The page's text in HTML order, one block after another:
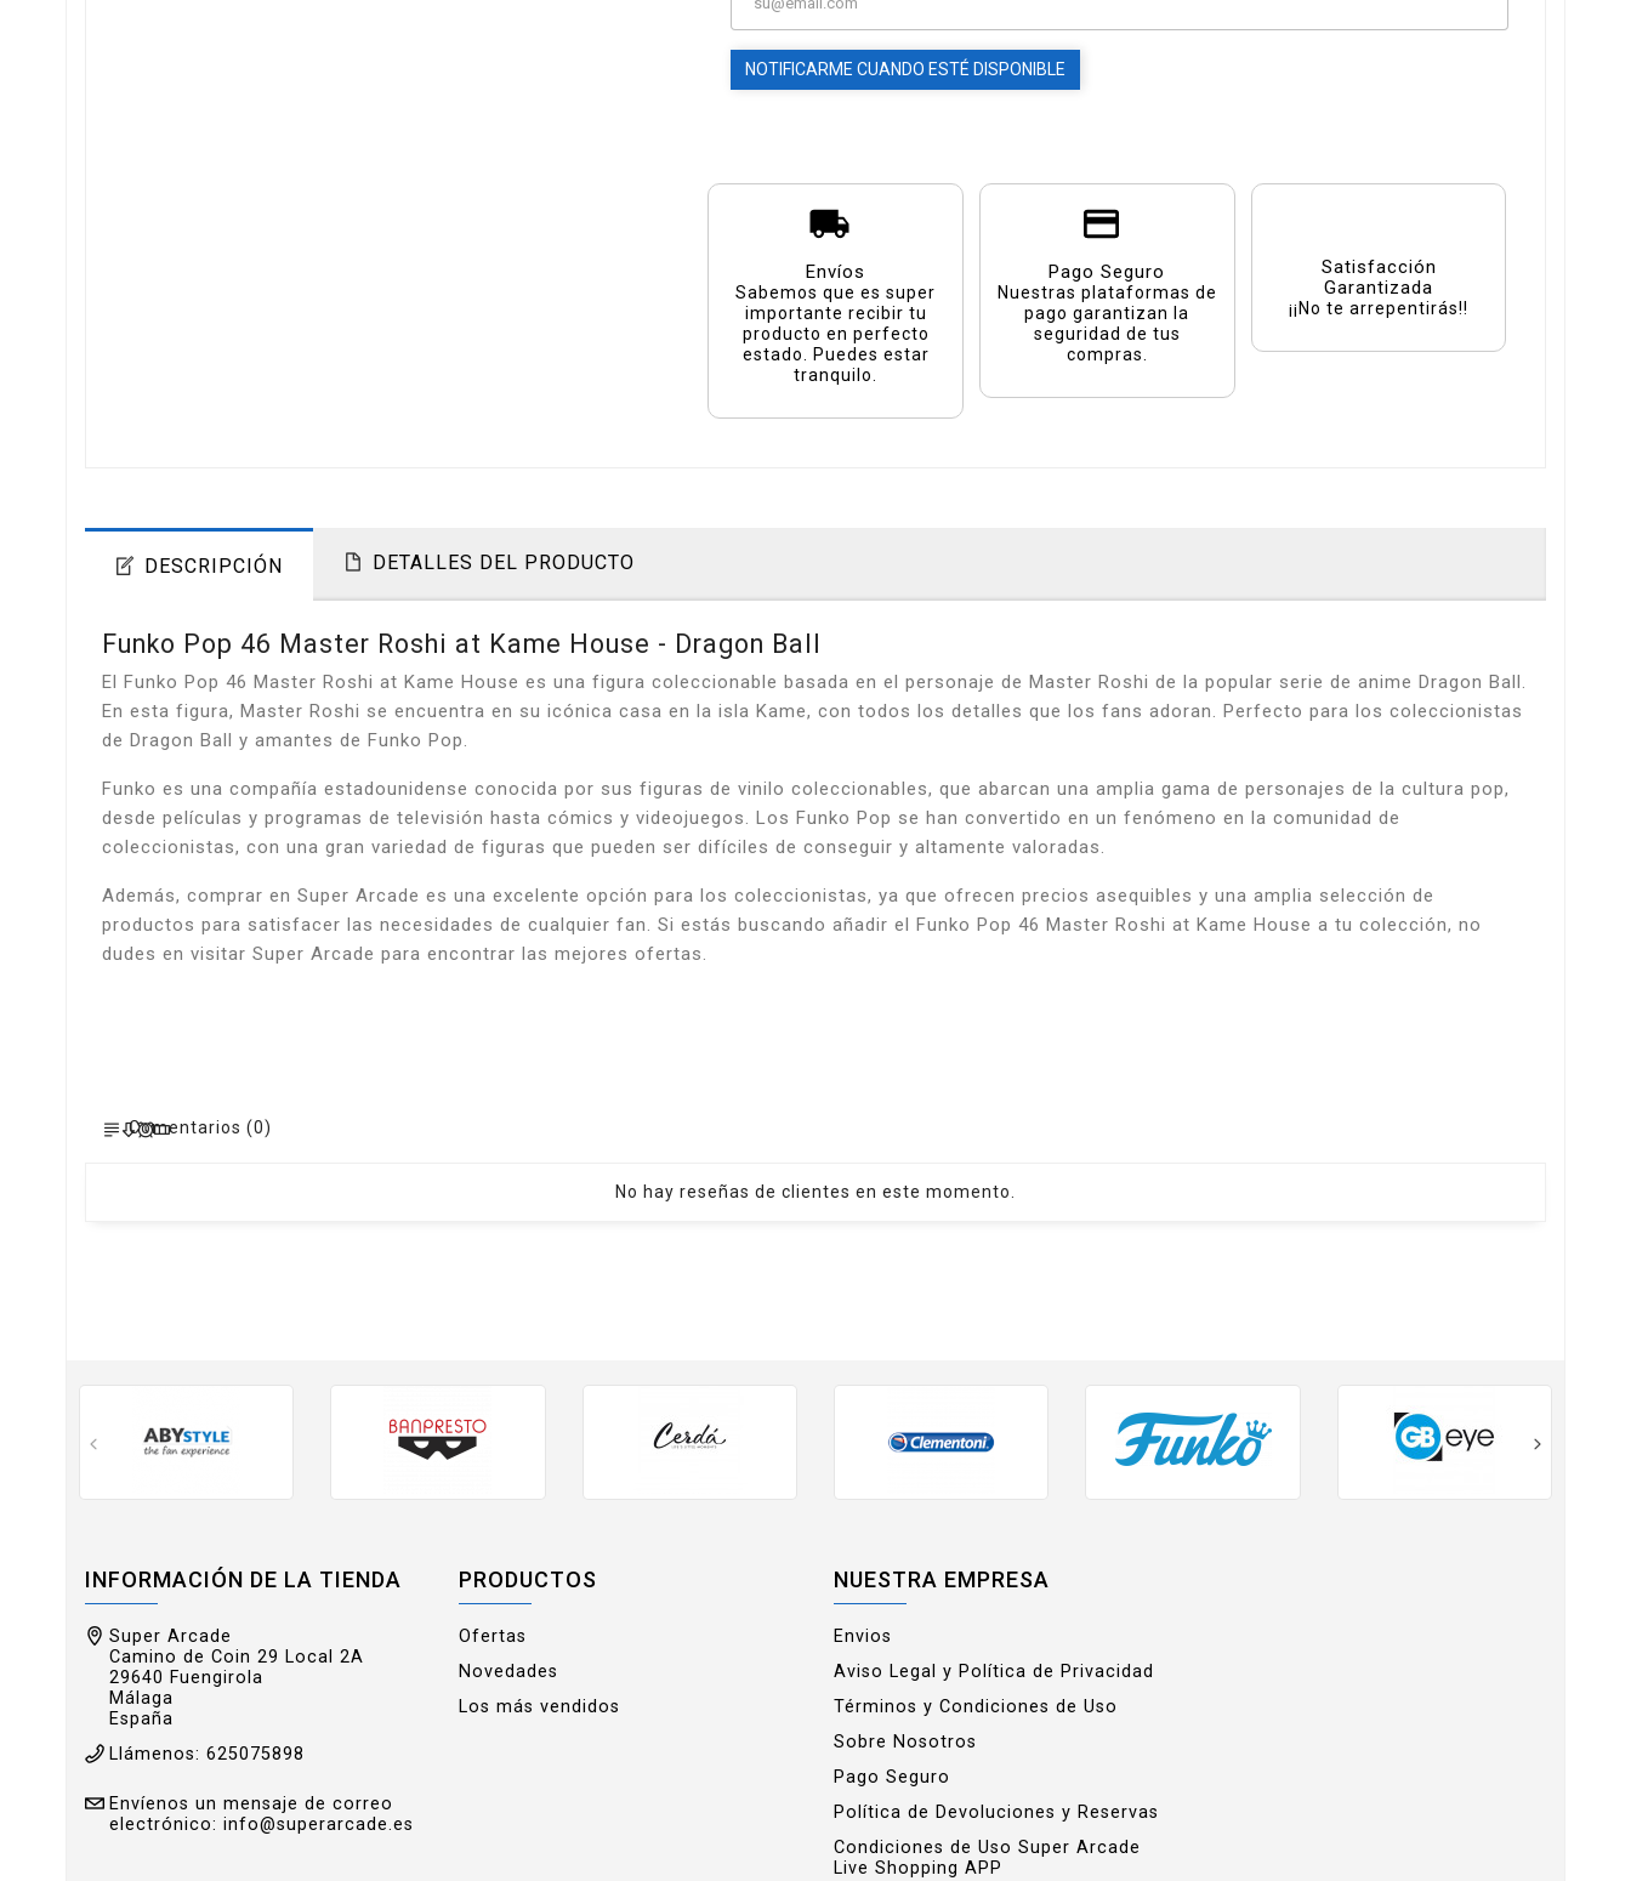
NOTIFICARME CUANDO ESTÉ DISPONIBLE
Envíos
Sabemos que es super
importante recibir tu
producto en perfecto
estado. Puedes estar
tranquilo.
Pago Seguro
Nuestras plataformas de
pago garantizan la
seguridad de tus
compras.
Satisfacción
Garantizada
¡¡No te arrepentirás!!
DESCRIPCIÓN DETALLES DEL PRODUCTO
Funko Pop 46 Master Roshi at Kame House - Dragon Ball
El Funko Pop 46 Master Roshi at Kame House es una figura coleccionable basada en el personaje de Master Roshi de la popular serie de anime Dragon Ball.
En esta figura, Master Roshi se encuentra en su icónica casa en la isla Kame, con todos los detalles que los fans adoran. Perfecto para los coleccionistas
de Dragon Ball y amantes de Funko Pop.
Funko es una compañía estadounidense conocida por sus figuras de vinilo coleccionables, que abarcan una amplia gama de personajes de la cultura pop,
desde películas y programas de televisión hasta cómics y videojuegos. Los Funko Pop se han convertido en un fenómeno en la comunidad de
coleccionistas, con una gran variedad de figuras que pueden ser difíciles de conseguir y altamente valoradas.
Además, comprar en Super Arcade es una excelente opción para los coleccionistas, ya que ofrecen precios asequibles y una amplia selección de
productos para satisfacer las necesidades de cualquier fan. Si estás buscando añadir el Funko Pop 46 Master Roshi at Kame House a tu colección, no
dudes en visitar Super Arcade para encontrar las mejores ofertas.
Comentarios (0)
No hay reseñas de clientes en este momento.
INFORMACIÓN DE LA TIENDA
Super Arcade
Camino de Coin 29 Local 2A
29640 Fuengirola
Málaga
España
Llámenos: 625075898
Envíenos un mensaje de correo
electrónico: info@superarcade.es
PRODUCTOS
Ofertas
Novedades
Los más vendidos
NUESTRA EMPRESA
Envios
Aviso Legal y Política de Privacidad
Términos y Condiciones de Uso
Sobre Nosotros
Pago Seguro
Política de Devoluciones y Reservas
Condiciones de Uso Super Arcade
Live Shopping APP